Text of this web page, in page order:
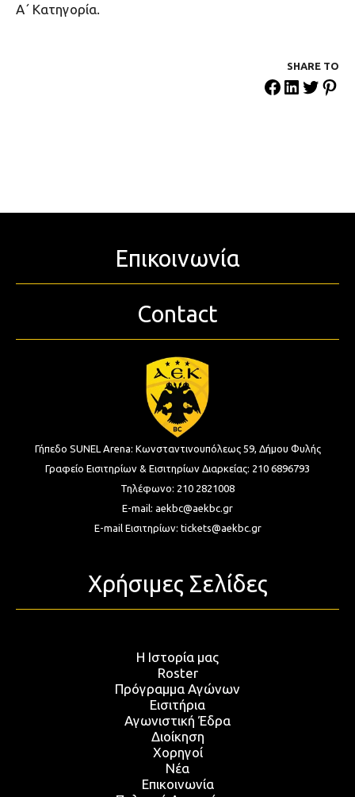
Α΄ Κατηγορία.
SHARE ΤΟ
Επικοινωνία
Contact
Γήπεδο SUNEL Arena: Κωνσταντινουπόλεως 59, Δήμου Φυλής
Γραφείο Εισιτηρίων & Εισιτηρίων Διαρκείας: 210 6896793
Τηλέφωνο: 210 2821008
E-mail: aekbc@aekbc.gr
E-mail Εισιτηρίων: tickets@aekbc.gr
Χρήσιμες Σελίδες
Η Ιστορία μας
Roster
Πρόγραμμα Αγώνων
Εισιτήρια
Αγωνιστική Έδρα
Διοίκηση
Χορηγοί
Νέα
Επικοινωνία